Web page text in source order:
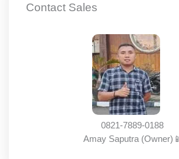
Contact Sales
0821-7889-0188
Amay Saputra (Owner)📱